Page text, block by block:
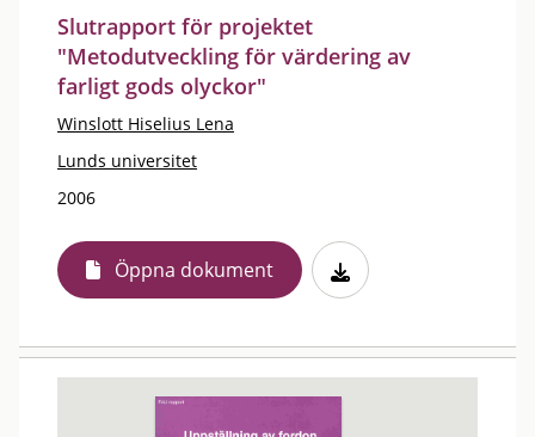
Slutrapport för projektet
"Metodutveckling för värdering av
farligt gods olyckor"
Winslott Hiselius Lena
Lunds universitet
2006
Öppna dokument